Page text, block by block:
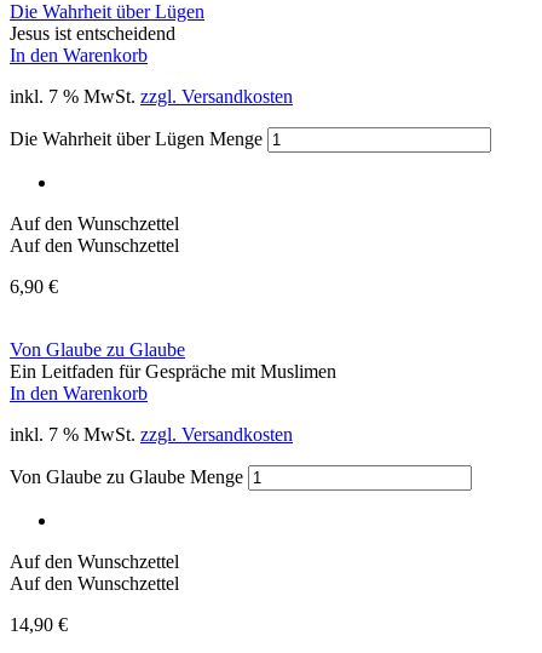
Die Wahrheit über Lügen
Jesus ist entscheidend
In den Warenkorb
inkl. 7 % MwSt. zzgl. Versandkosten
Die Wahrheit über Lügen Menge
Auf den Wunschzettel
Auf den Wunschzettel
6,90 €
Von Glaube zu Glaube
Ein Leitfaden für Gespräche mit Muslimen
In den Warenkorb
inkl. 7 % MwSt. zzgl. Versandkosten
Von Glaube zu Glaube Menge
Auf den Wunschzettel
Auf den Wunschzettel
14,90 €